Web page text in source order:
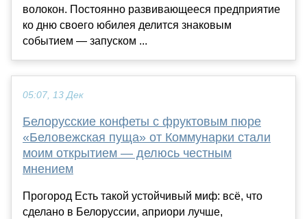
волокон. Постоянно развивающееся предприятие
ко дню своего юбилея делится знаковым
событием — запуском ...
05:07, 13 Дек
Белорусские конфеты с фруктовым пюре
«Беловежская пуща» от Коммунарки стали
моим открытием — делюсь честным
мнением
Прогород Есть такой устойчивый миф: всё, что
сделано в Белоруссии, априори лучше,